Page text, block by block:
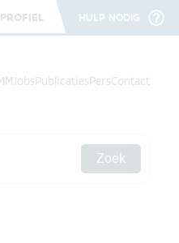
HULP NODIG
JobsPublicatiesPersContact
Zoek